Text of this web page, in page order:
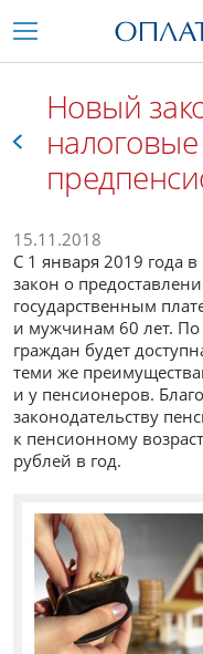
Новый
15.11.2018
С 1 января 2019 года
закон о
государственным
и мужчинам 60 лет. По
граждан будет
теми же
и у пенсионеров.
законодательству
к пенсионному
рублей в год.